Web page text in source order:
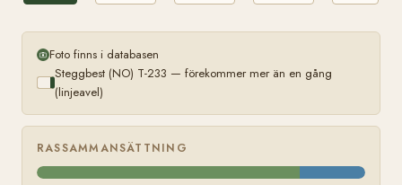
Foto finns i databasen
Steggbest (NO) T-233 — förekommer mer än en gång
(linjeavel)
RASSAMMANSÄTTNING